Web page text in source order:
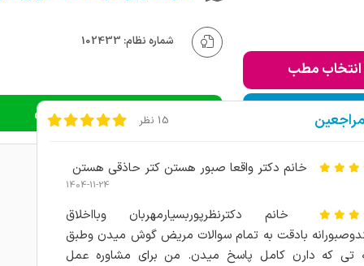
انتخاب مطب
به لیست من
شماره نظام: 102433
دریافت نوبت اینترنتی 15 نظر
خانم دکتر واقعا صبور هستن کتر حاذقی هستن
1404-11-24
خانم دکترنظرپوربسیارمهربان وبااخلاق
بادقت به تمام سوالات مریض گوش میدن وطبق
تی که دارن کامل پاسخ میدن. من برای مشاوره عمل